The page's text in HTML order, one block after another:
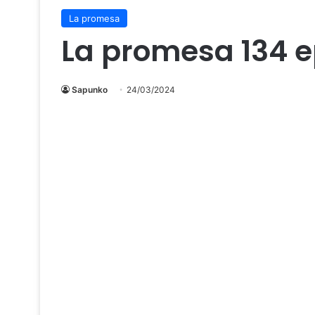
La promesa
La promesa 134
Sapunko 24/03/2024